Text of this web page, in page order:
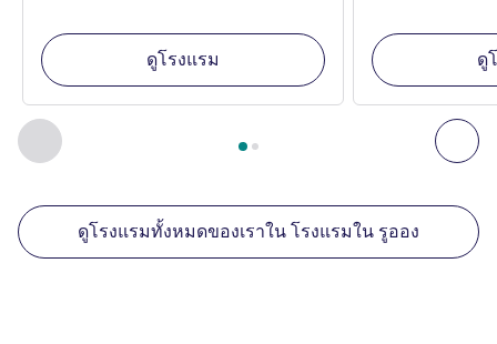
ก่อนหน้า - สถานประกอบการอื่นของเราที่อยู่ใกล้เคียง ถั
หน้า1 , สถานประกอบการอื่นของเราที่อยู่ใกล้เคียง 1 :,
ดูโรงแรม ดู
ดูโรงแรมทั้งหมดของเราใน โรงแรมใน รูออง